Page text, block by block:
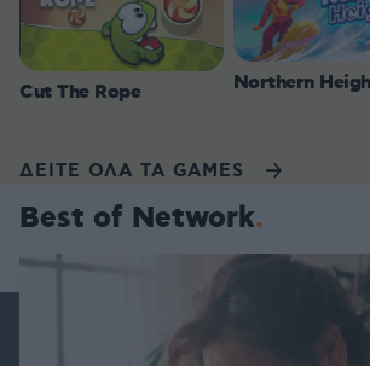
Cut The Rope Northern
ΔΕΙΤΕ ΟΛΑ ΤΑ GAMES
Best of Network